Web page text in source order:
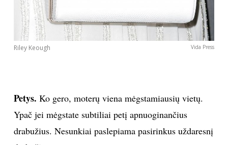
Riley Keough Vida Press
Petys. Ko gero, moterų viena mėgstamiausių vietų.
Ypač jei mėgstate subtiliai petį apnuoginančius
drabužius. Nesunkiai paslepiama pasirinkus uždaresnį